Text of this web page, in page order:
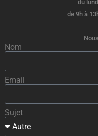
du
de 9h à
Nom
Email
Sujet